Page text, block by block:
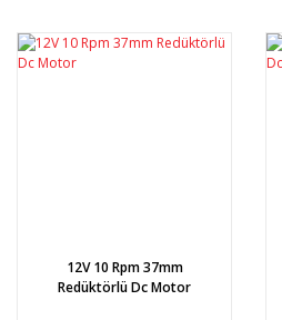
12V 10 Rpm 37mm
Redüktörlü Dc Motor